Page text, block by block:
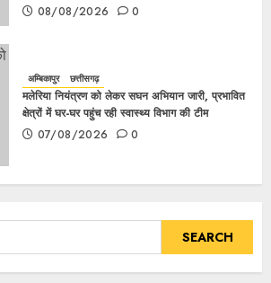
08/08/2026
0
अम्बिकापुर छत्तीसगढ़
मलेरिया नियंत्रण को लेकर सघन अभियान जारी, प्रभावित
क्षेत्रों में घर-घर पहुंच रही स्वास्थ्य विभाग की टीम
07/08/2026
0